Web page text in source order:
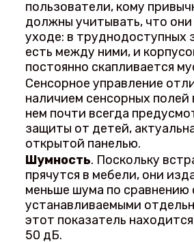
пользователи, кому
должны учитывать, что
уходе: в труднодоступных
есть между ними, и
постоянно скапливается
Сенсорное управление
наличием сенсорных полей
нем почти всегда
защиты от детей,
открытой панелью.
Шумность. Поскольку
прячутся в мебели, они
меньше шума по сравнению
устанавливаемыми
этот показатель
50 дБ.